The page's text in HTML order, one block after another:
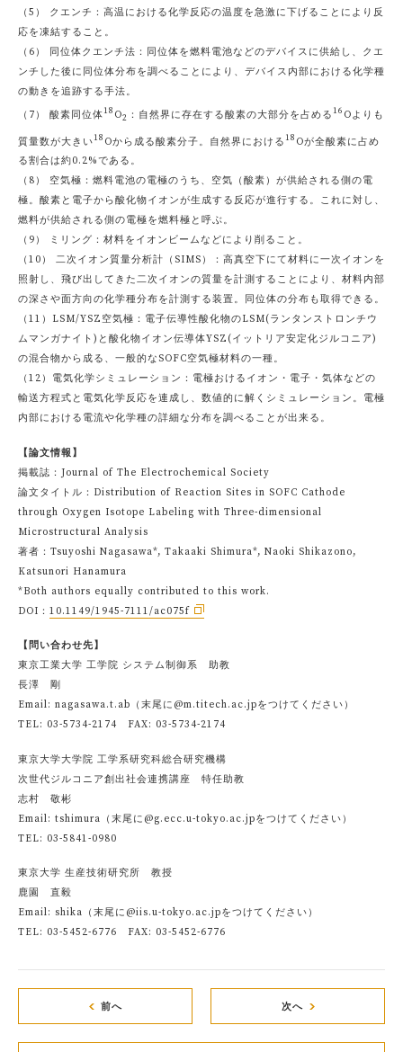
（5） クエンチ：高温における化学反応の温度を急激に下げることにより反
応を凍結すること。
（6） 同位体クエンチ法：同位体を燃料電池などのデバイスに供給し、クエ
ンチした後に同位体分布を調べることにより、デバイス内部における化学種
の動きを追跡する手法。
（7） 酸素同位体18 O2 ：自然界に存在する酸素の大部分を占める 16 Oよりも
質量数が大きい18 Oから成る酸素分子。自然界における 18 Oが全酸素に占め
る割合は約0.2%である。
（8） 空気極：燃料電池の電極のうち、空気（酸素）が供給される側の電
極。酸素と電子から酸化物イオンが生成する反応が進行する。これに対し、
燃料が供給される側の電極を燃料極と呼ぶ。
（9） ミリング：材料をイオンビームなどにより削ること。
（10） 二次イオン質量分析計（SIMS）：高真空下にて材料に一次イオンを
照射し、飛び出してきた二次イオンの質量を計測することにより、材料内部
の深さや面方向の化学種分布を計測する装置。同位体の分布も取得できる。
（11）LSM/YSZ空気極：電子伝導性酸化物のLSM(ランタンストロンチウ
ムマンガナイト)と酸化物イオン伝導体YSZ(イットリア安定化ジルコニア)
の混合物から成る、一般的なSOFC空気極材料の一種。
（12）電気化学シミュレーション：電極おけるイオン・電子・気体などの
輸送方程式と電気化学反応を連成し、数値的に解くシミュレーション。電極
内部における電流や化学種の詳細な分布を調べることが出来る。
【論文情報】
掲載誌：Journal of The Electrochemical Society
論文タイトル：Distribution of Reaction Sites in SOFC Cathode
through Oxygen Isotope Labeling with Three-dimensional
Microstructural Analysis
著者：Tsuyoshi Nagasawa*, Takaaki Shimura*, Naoki Shikazono,
Katsunori Hanamura
*Both authors equally contributed to this work.
DOI： 10.1149/1945-7111/ac075f
【問い合わせ先】
東京工業大学 工学院 システム制御系 助教
長澤 剛
Email: nagasawa.t.ab（末尾に@m.titech.ac.jpをつけてください）
TEL: 03-5734-2174 FAX: 03-5734-2174
東京大学大学院 工学系研究科総合研究機構
次世代ジルコニア創出社会連携講座 特任助教
志村 敬彬
Email: tshimura（末尾に@g.ecc.u-tokyo.ac.jpをつけてください）
TEL: 03-5841-0980
東京大学 生産技術研究所 教授
鹿園 直毅
Email: shika（末尾に@iis.u-tokyo.ac.jpをつけてください）
TEL: 03-5452-6776 FAX: 03-5452-6776
前へ 次へ